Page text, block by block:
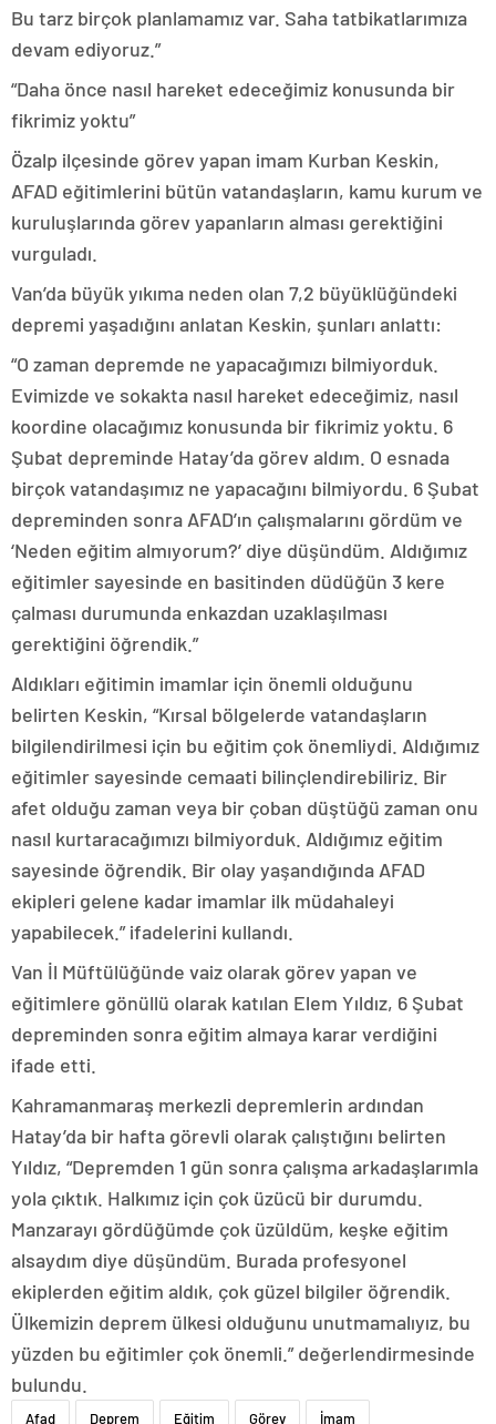
Bu tarz birçok planlamamız var. Saha tatbikatlarımıza
devam ediyoruz.”
“Daha önce nasıl hareket edeceğimiz konusunda bir
fikrimiz yoktu”
Özalp ilçesinde görev yapan imam Kurban Keskin,
AFAD eğitimlerini bütün vatandaşların, kamu kurum ve
kuruluşlarında görev yapanların alması gerektiğini
vurguladı.
Van’da büyük yıkıma neden olan 7,2 büyüklüğündeki
depremi yaşadığını anlatan Keskin, şunları anlattı:
“O zaman depremde ne yapacağımızı bilmiyorduk.
Evimizde ve sokakta nasıl hareket edeceğimiz, nasıl
koordine olacağımız konusunda bir fikrimiz yoktu. 6
Şubat depreminde Hatay’da görev aldım. O esnada
birçok vatandaşımız ne yapacağını bilmiyordu. 6 Şubat
depreminden sonra AFAD’ın çalışmalarını gördüm ve
‘Neden eğitim almıyorum?’ diye düşündüm. Aldığımız
eğitimler sayesinde en basitinden düdüğün 3 kere
çalması durumunda enkazdan uzaklaşılması
gerektiğini öğrendik.”
Aldıkları eğitimin imamlar için önemli olduğunu
belirten Keskin, “Kırsal bölgelerde vatandaşların
bilgilendirilmesi için bu eğitim çok önemliydi. Aldığımız
eğitimler sayesinde cemaati bilinçlendirebiliriz. Bir
afet olduğu zaman veya bir çoban düştüğü zaman onu
nasıl kurtaracağımızı bilmiyorduk. Aldığımız eğitim
sayesinde öğrendik. Bir olay yaşandığında AFAD
ekipleri gelene kadar imamlar ilk müdahaleyi
yapabilecek.” ifadelerini kullandı.
Van İl Müftülüğünde vaiz olarak görev yapan ve
eğitimlere gönüllü olarak katılan Elem Yıldız, 6 Şubat
depreminden sonra eğitim almaya karar verdiğini
ifade etti.
Kahramanmaraş merkezli depremlerin ardından
Hatay’da bir hafta görevli olarak çalıştığını belirten
Yıldız, “Depremden 1 gün sonra çalışma arkadaşlarımla
yola çıktık. Halkımız için çok üzücü bir durumdu.
Manzarayı gördüğümde çok üzüldüm, keşke eğitim
alsaydım diye düşündüm. Burada profesyonel
ekiplerden eğitim aldık, çok güzel bilgiler öğrendik.
Ülkemizin deprem ülkesi olduğunu unutmamalıyız, bu
yüzden bu eğitimler çok önemli.” değerlendirmesinde
bulundu.
Afad Deprem Eğitim Görev İmam